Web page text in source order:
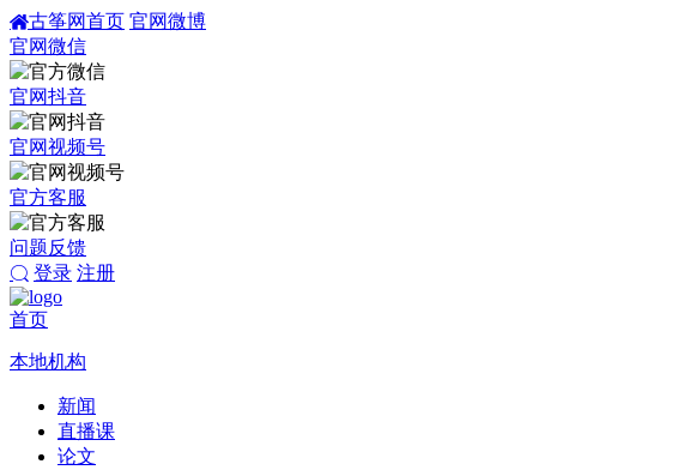
古筝网首页 官网微博
官网微信
官网抖音
官网视频号
官方客服
问题反馈
登录 注册
首页
本地机构
新闻
直播课
论文